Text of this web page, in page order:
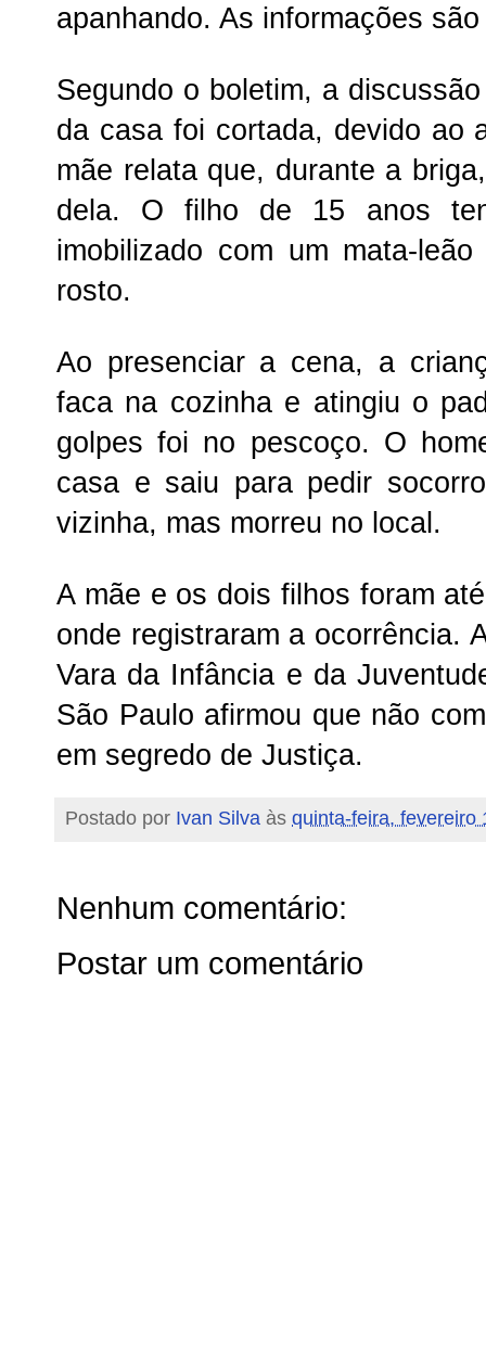
apanhando. As informações
Segundo o boletim, a
da casa foi cortada, devido ao
mãe relata que, durante a
dela. O filho de 15 anos
imobilizado com um mata-
rosto.
Ao presenciar a cena, a
faca na cozinha e atingiu o
golpes foi no pescoço. O
casa e saiu para pedir
vizinha, mas morreu no local.
A mãe e os dois filhos foram
onde registraram a ocorrência.
Vara da Infância e da
São Paulo afirmou que não
em segredo de Justiça.
Postado por Ivan Silva às quinta-feira, fevereiro
Nenhum comentário:
Postar um comentário